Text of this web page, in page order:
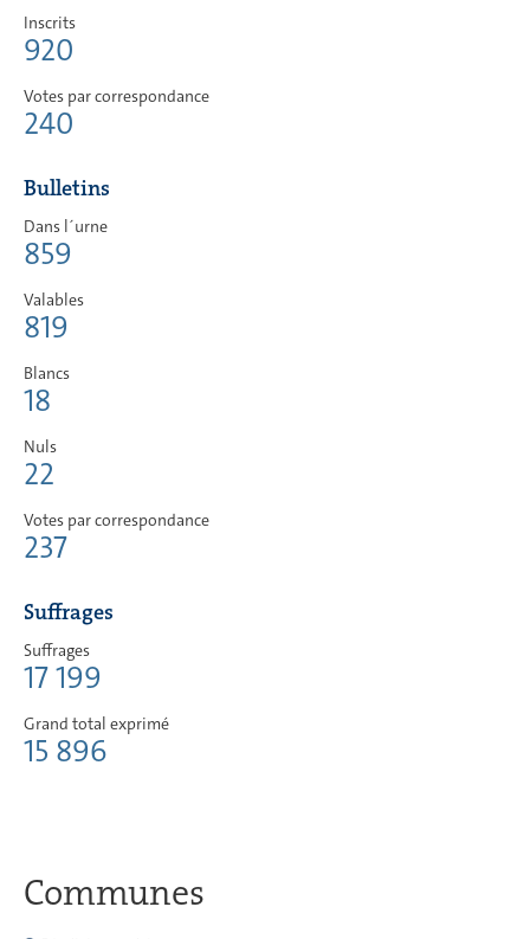
Inscrits
920
Votes par correspondance
240
Bulletins
Dans l´urne
859
Valables
819
Blancs
18
Nuls
22
Votes par correspondance
237
Suffrages
Suffrages
17 199
Grand total exprimé
15 896
Communes